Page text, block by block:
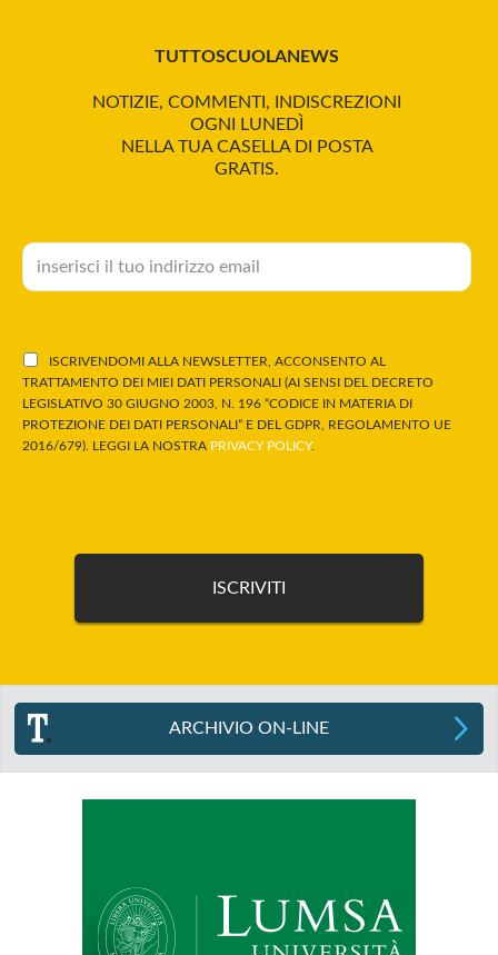
TUTTOSCUOLANEWS
NOTIZIE, COMMENTI, INDISCREZIONI
OGNI LUNEDÌ
NELLA TUA CASELLA DI POSTA
GRATIS.
ISCRIVENDOMI ALLA NEWSLETTER, ACCONSENTO AL
TRATTAMENTO DEI MIEI DATI PERSONALI (AI SENSI DEL DECRETO
LEGISLATIVO 30 GIUGNO 2003, N. 196 “CODICE IN MATERIA DI
PROTEZIONE DEI DATI PERSONALI” E DEL GDPR, REGOLAMENTO UE
2016/679). LEGGI LA NOSTRA PRIVACY POLICY.
ARCHIVIO ON-LINE